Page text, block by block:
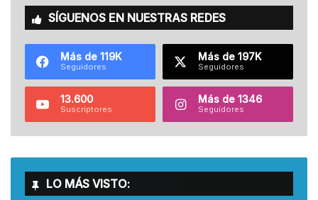
SÍGUENOS EN NUESTRAS REDES
Más de 119K
Seguidores
Más de 197K
Seguidores
13.600
Suscriptores
Más de 1346
Seguidores
LO MÁS VISTO: